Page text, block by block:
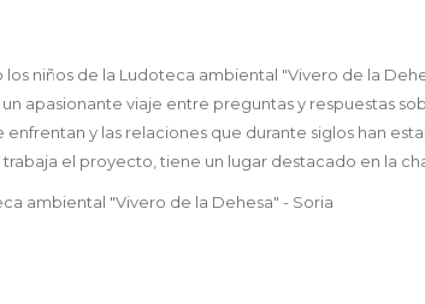
los niños de la Ludoteca ambiental "Vivero de la
apasionante viaje entre preguntas y respuestas
enfrentan y las relaciones que durante siglos han
el proyecto, tiene un lugar destacado en la
ambiental "Vivero de la Dehesa" - Soria